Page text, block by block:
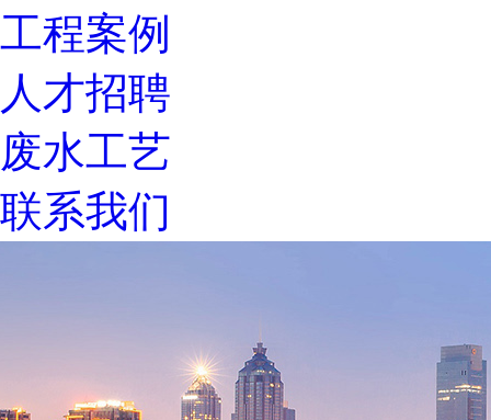
工程案例
人才招聘
废水工艺
联系我们